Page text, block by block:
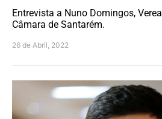
Entrevista a Nuno Domingos,
Câmara de Santarém.
26 de Abril, 2022